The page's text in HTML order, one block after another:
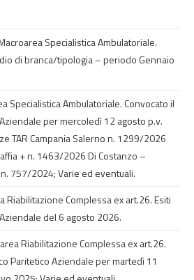
Specialistica Ambulatoriale.
di branca/tipologia – periodo Gennaio
Specialistica Ambulatoriale. Convocato il
per mercoledì 12 agosto p.v.
TAR Campania Salerno n. 1299/2026
+ n. 1463/2026 Di Costanzo –
757/2024; Varie ed eventuali.
Riabilitazione Complessa ex art.26. Esiti
del 6 agosto 2026.
Riabilitazione Complessa ex art.26.
Paritetico Aziendale per martedì 11